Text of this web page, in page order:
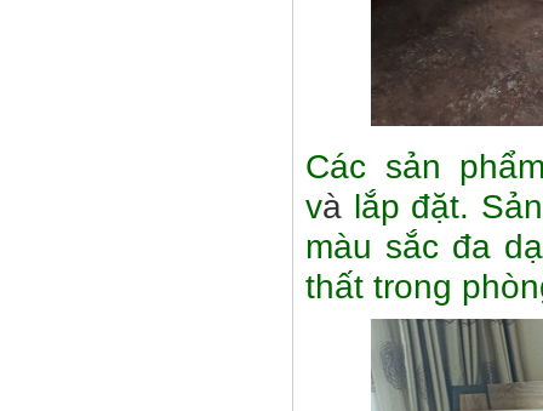
Các sản
và lắp đặt.
màu sắc đa
thất trong